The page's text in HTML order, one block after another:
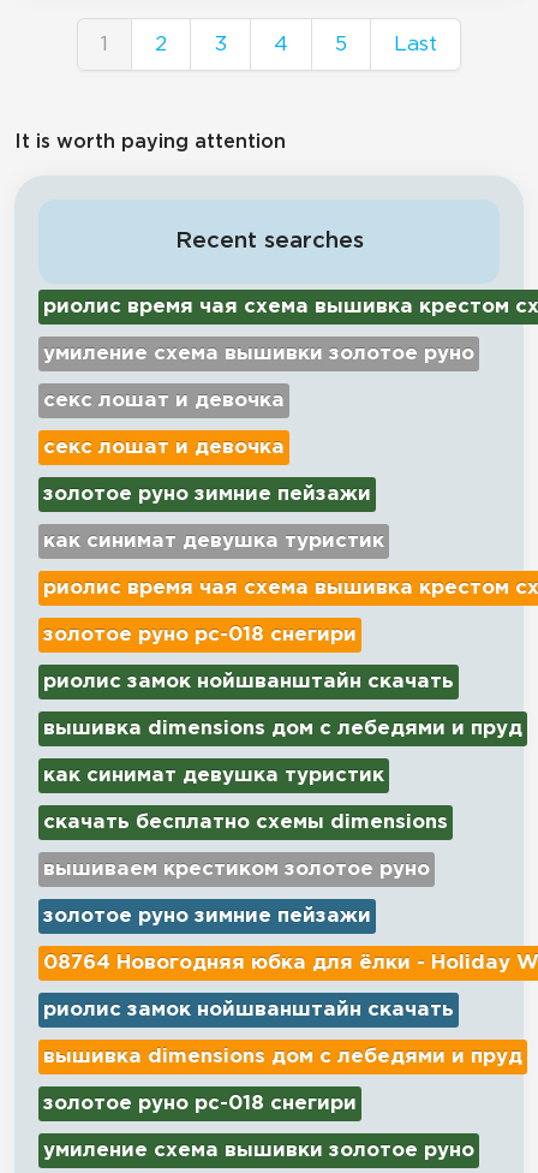
1 2 3 4 5 Last
It is worth paying attention
Recent searches
риолис время чая схема вышивка крестом
умиление схема вышивки золотое руно
секс лошат и девочка
секс лошат и девочка
золотое руно зимние пейзажи
как синимат девушка туристик
риолис время чая схема вышивка крестом
золотое руно рс-018 снегири
риолис замок нойшванштайн скачать
вышивка dimensions дом с лебедями и пруд
как синимат девушка туристик
скачать бесплатно схемы dimensions
вышиваем крестиком золотое руно
золотое руно зимние пейзажи
08764 Новогодняя юбка для ёлки - Holiday
риолис замок нойшванштайн скачать
вышивка dimensions дом с лебедями и пруд
золотое руно рс-018 снегири
умиление схема вышивки золотое руно